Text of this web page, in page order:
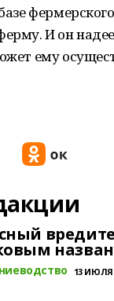
И он
ему
13 ИЮЛЯ